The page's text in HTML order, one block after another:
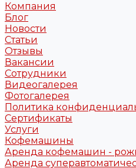
Компания
Блог
Новости
Статьи
Отзывы
Вакансии
Сотрудники
Видеогалерея
Фотогалерея
Политика
Сертификаты
Услуги
Кофемашины
Аренда кофемашин -
Аренда